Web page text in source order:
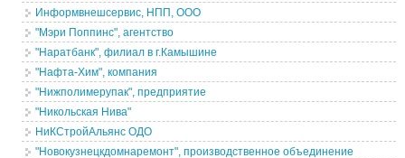
Информвнешсервис, НПП, ООО
"Мэри Поппинс", агентство
"Наратбанк", филиал в г.Камышине
"Нафта-Хим", компания
"Нижполимерупак", предприятие
"Никольская Нива"
НиКСтройАльянс ОДО
"Новокузнецкдомнаремонт", производственное объединение